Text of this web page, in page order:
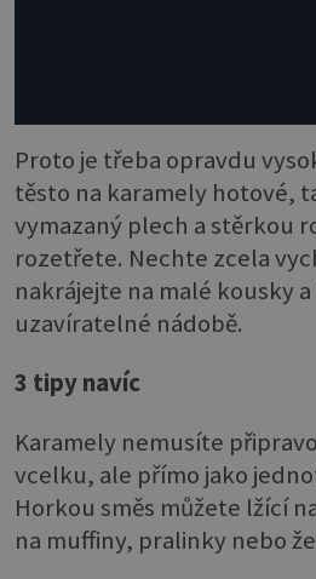
Proto je třeba opravdu
těsto na karamely hotové,
vymazaný plech a stěrkou
rozetřete. Nechte zcela
nakrájejte na malé kousky
uzavíratelné nádobě.
3 tipy navíc
Karamely nemusíte
vcelku, ale přímo jako
Horkou směs můžete lžící
na muffiny, pralinky nebo